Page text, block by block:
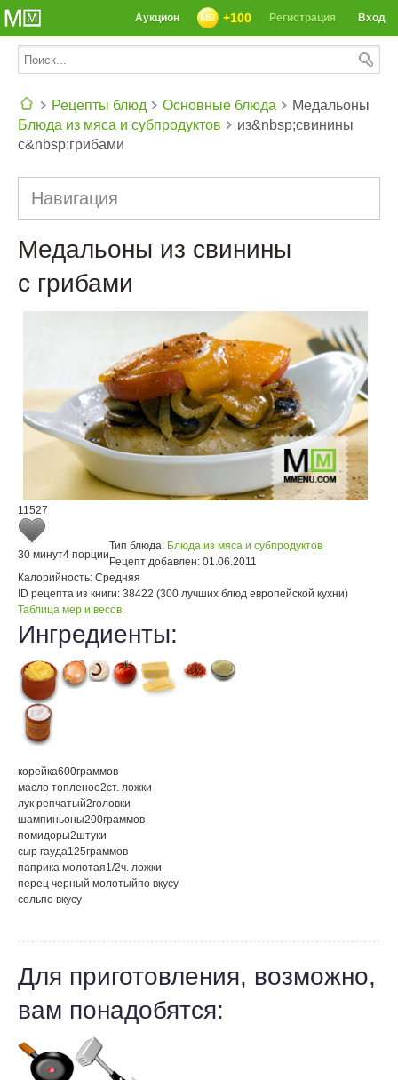
Вход
Регистрация
+100
Аукцион
Рецепты блюд
Основные блюда
Блюда из мяса и субпродуктов
Медальоны
из&nbsp;свинины
с&nbsp;грибами
Навигация
Медальоны из свинины
с грибами
11527
30 минут4 порции
Тип блюда: Блюда из мяса и субпродуктов
Рецепт добавлен: 01.06.2011
Калорийность: Средняя
ID рецепта из книги: 38422 (300 лучших блюд европейской кухни)
Таблица мер и весов
Ингредиенты:
корейка600граммов
масло топленое2ст. ложки
лук репчатый2головки
шампиньоны200граммов
помидоры2штуки
сыр гауда125граммов
паприка молотая1/2ч. ложки
перец черный молотыйпо вкусу
сольпо вкусу
Для приготовления, возможно,
вам понадобятся: